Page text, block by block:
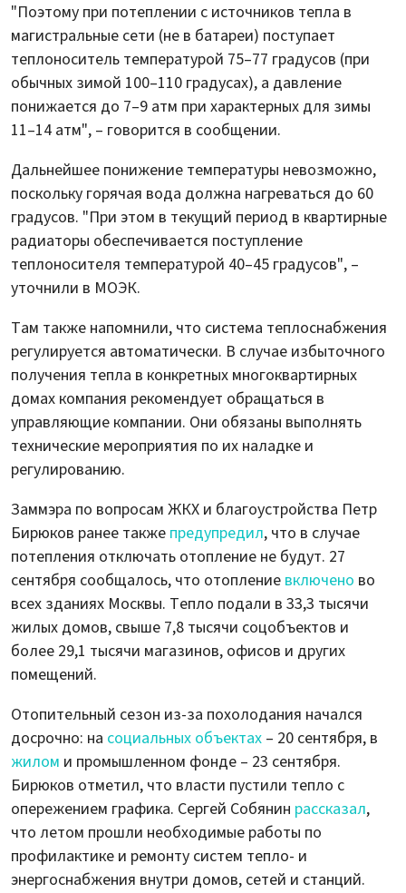
"Поэтому при потеплении с источников тепла в
магистральные сети (не в батареи) поступает
теплоноситель температурой 75–77 градусов (при
обычных зимой 100–110 градусах), а давление
понижается до 7–9 атм при характерных для зимы
11–14 атм", – говорится в сообщении.
Дальнейшее понижение температуры невозможно,
поскольку горячая вода должна нагреваться до 60
градусов. "При этом в текущий период в квартирные
радиаторы обеспечивается поступление
теплоносителя температурой 40–45 градусов", –
уточнили в МОЭК.
Там также напомнили, что система теплоснабжения
регулируется автоматически. В случае избыточного
получения тепла в конкретных многоквартирных
домах компания рекомендует обращаться в
управляющие компании. Они обязаны выполнять
технические мероприятия по их наладке и
регулированию.
Заммэра по вопросам ЖКХ и благоустройства Петр
Бирюков ранее также предупредил, что в случае
потепления отключать отопление не будут. 27
сентября сообщалось, что отопление включено во
всех зданиях Москвы. Тепло подали в 33,3 тысячи
жилых домов, свыше 7,8 тысячи соцобъектов и
более 29,1 тысячи магазинов, офисов и других
помещений.
Отопительный сезон из-за похолодания начался
досрочно: на социальных объектах – 20 сентября, в
жилом и промышленном фонде – 23 сентября.
Бирюков отметил, что власти пустили тепло с
опережением графика. Сергей Собянин рассказал,
что летом прошли необходимые работы по
профилактике и ремонту систем тепло- и
энергоснабжения внутри домов, сетей и станций.